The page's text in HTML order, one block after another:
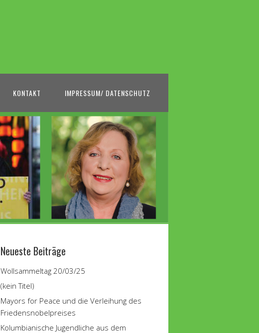
KONTAKT IMPRESSUM/ DATENSCHUTZ
Neueste Beiträge
Wollsammeltag 20/03/25
(kein Titel)
Mayors for Peace und die Verleihung des
Friedensnobelpreises
Kolumbianische Jugendliche aus dem